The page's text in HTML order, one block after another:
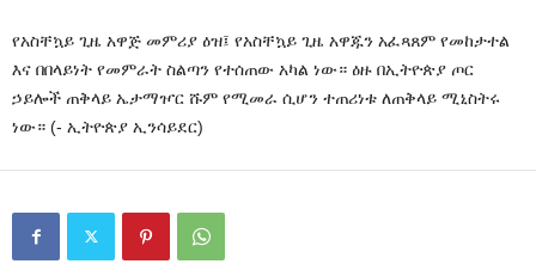
የአስቸኳይ ጊዜ አዋጅ መምሪያ ዕዝ፤ የአስቸኳይ ጊዜ አዋጁን አፈጻጸም የመከታተል
እና በበላይነት የመምራት ስልጣን የተሰጠው አካል ነው። ዕዙ በኢትዮጵያ ጦር
ኃይሎች ጠቅላይ ኤታማዦር ሹም የሚመራ ሲሆን ተጠሪነቱ ለጠቅላይ ሚኒስትሩ
ነው። (- ኢትዮጵያ ኢንሳይደር)